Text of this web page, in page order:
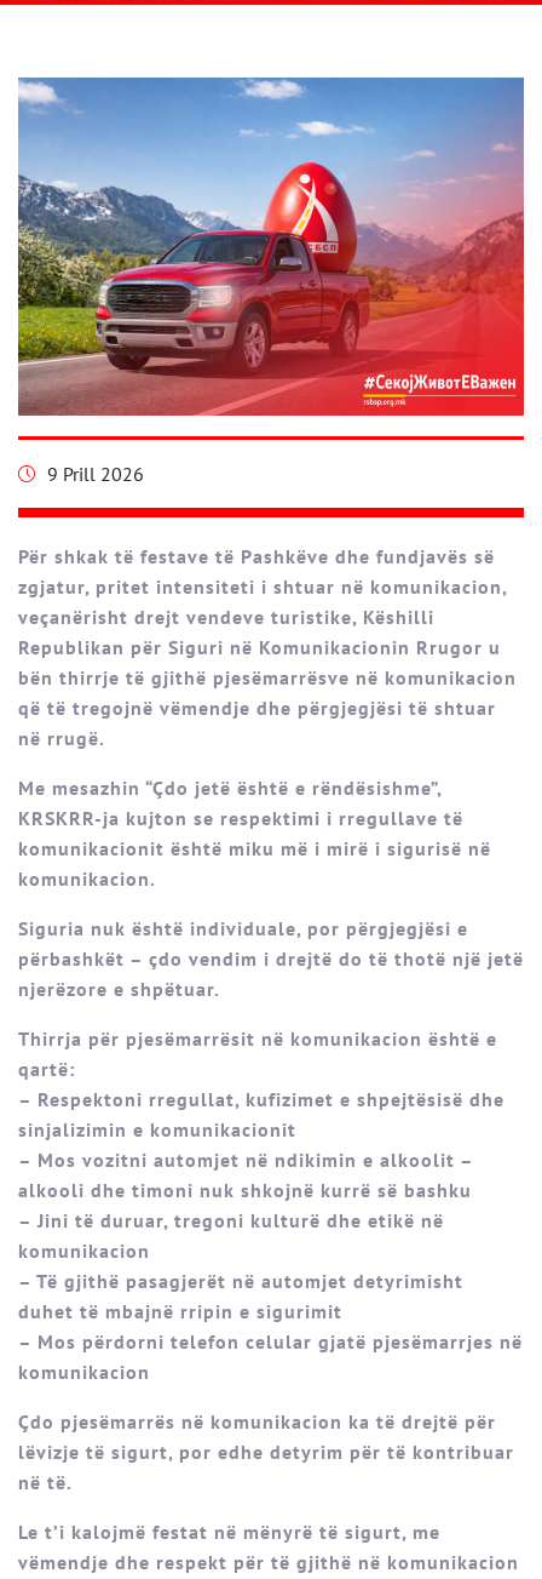
9 Prill 2026
Për shkak të festave të Pashkëve dhe fundjavës së
zgjatur, pritet intensiteti i shtuar në komunikacion,
veçanërisht drejt vendeve turistike, Këshilli
Republikan për Siguri në Komunikacionin Rrugor u
bën thirrje të gjithë pjesëmarrësve në komunikacion
që të tregojnë vëmendje dhe përgjegjësi të shtuar
në rrugë.
Me mesazhin “Çdo jetë është e rëndësishme”,
KRSKRR-ja kujton se respektimi i rregullave të
komunikacionit është miku më i mirë i sigurisë në
komunikacion.
Siguria nuk është individuale, por përgjegjësi e
përbashkët – çdo vendim i drejtë do të thotë një jetë
njerëzore e shpëtuar.
Thirrja për pjesëmarrësit në komunikacion është e
qartë:
– Respektoni rregullat, kufizimet e shpejtësisë dhe
sinjalizimin e komunikacionit
– Mos vozitni automjet në ndikimin e alkoolit –
alkooli dhe timoni nuk shkojnë kurrë së bashku
– Jini të duruar, tregoni kulturë dhe etikë në
komunikacion
– Të gjithë pasagjerët në automjet detyrimisht
duhet të mbajnë rripin e sigurimit
– Mos përdorni telefon celular gjatë pjesëmarrjes në
komunikacion
Çdo pjesëmarrës në komunikacion ka të drejtë për
lëvizje të sigurt, por edhe detyrim për të kontribuar
në të.
Le t’i kalojmë festat në mënyrë të sigurt, me
vëmendje dhe respekt për të gjithë në komunikacion